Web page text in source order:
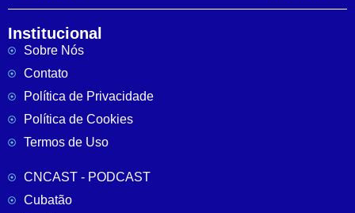
Institucional
Sobre Nós
Contato
Política de Privacidade
Política de Cookies
Termos de Uso
CNCAST - PODCAST
Cubatão